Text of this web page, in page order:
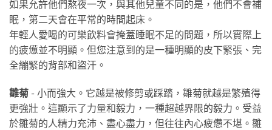
如果允許他們熬夜一次，與其他兒童不同的是，他們不會補
眠，第二天會在平常的時間起床。
年輕人愛喝的可樂飲料會掩蓋睡眠不足的問題，所以實際上
的疲憊並不明顯。但您注意到的是一種明顯的皮下緊張、完
全繃緊的背部和盜汗。
雛菊 - 小而強大。它越是被修剪或踩踏，雛菊就越是繁殖得
更強壯。這顯示了力量和毅力，一種超越界限的毅力。受益
於雛菊的人精力充沛、盡心盡力，但往往內心疲憊不堪。雛